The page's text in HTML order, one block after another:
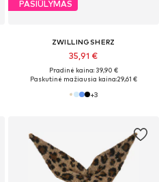
PASIŪLYMAS
ZWILLINGSHERZ
35,91 €
Pradinė kaina: 39,90 €
Paskutinė mažiausia kaina:29,61 €
+3